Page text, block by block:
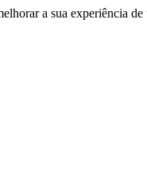
a sua experiência